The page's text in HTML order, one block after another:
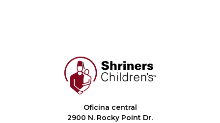
Oficina central
2900 N. Rocky Point Dr.